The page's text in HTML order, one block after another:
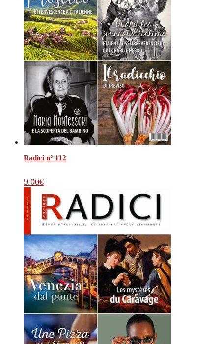
Radici n° 112
9.00€